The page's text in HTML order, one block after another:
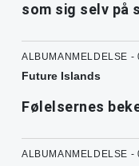
som sig selv på
ALBUMANMELDELSE -
Future Islands
Følelsernes
ALBUMANMELDELSE -